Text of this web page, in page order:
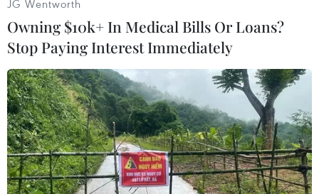
Cũng trong một thông điệp khác trên Twitter,
nhà ngoại giao Iran cho biết máy bay không
người lái của Mỹ bị Tehran bắn hạ xuất phát từ
Các tiểu vương quốc Arab thống nhất.
Ông viết: "Vào lúc 0h 14 phút, máy bay không
người lái của Mỹ đã xuất phát từ UAE ở chế độ
tàng hình và xâm phạm không phận của Iran.
Máy bay này bị nhắm bắn vào lúc 4h 05 phút ở
gần Kouh-e Mobarak. Chúng tôi đã tìm được các
JG Wentworth
Owning $10k+ In Medical Bills Or Loans?
Stop Paying Interest Immediately